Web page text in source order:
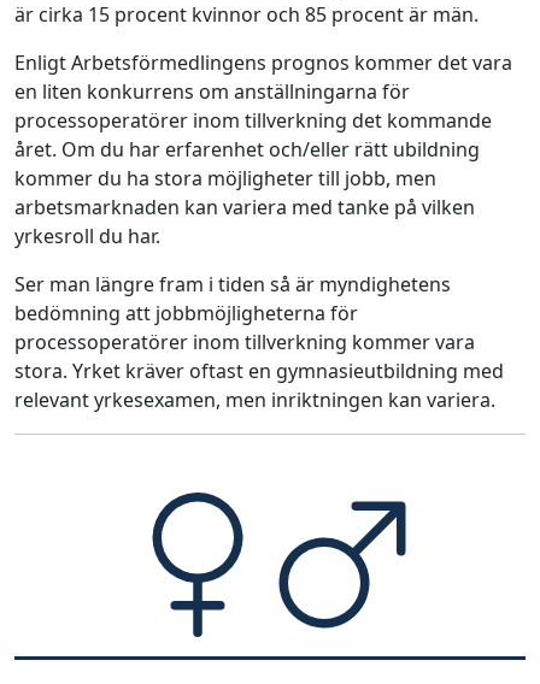
är cirka 15 procent kvinnor och 85 procent är män.
Enligt Arbetsförmedlingens prognos kommer det vara
en liten konkurrens om anställningarna för
processoperatörer inom tillverkning det kommande
året. Om du har erfarenhet och/eller rätt ubildning
kommer du ha stora möjligheter till jobb, men
arbetsmarknaden kan variera med tanke på vilken
yrkesroll du har.
Ser man längre fram i tiden så är myndighetens
bedömning att jobbmöjligheterna för
processoperatörer inom tillverkning kommer vara
stora. Yrket kräver oftast en gymnasieutbildning med
relevant yrkesexamen, men inriktningen kan variera.